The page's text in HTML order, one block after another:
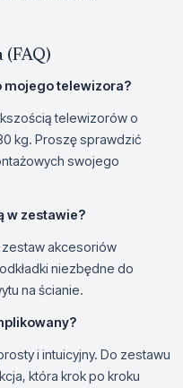
(FAQ)
mojego telewizora?
telewizorów o
kg. Proszę sprawdzić
swojego
w zestawie?
akcesoriów
niezbędne do
na ścianie.
i intuicyjny. Do zestawu
która krok po kroku